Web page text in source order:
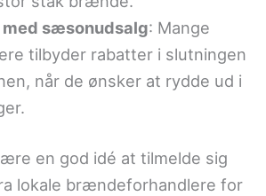
med sæsonudsalg: Mange
tilbyder rabatter i slutningen
når de ønsker at rydde ud i
en god idé at tilmelde sig
lokale brændeforhandlere for